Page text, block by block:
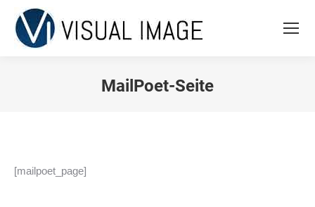
MailPoet-Seite
[mailpoet_page]